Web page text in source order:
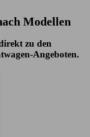
Modellen
zu den
Angeboten.